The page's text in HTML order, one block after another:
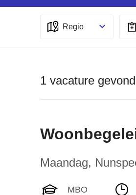
Regio
1 vacature
Maandag,
MBO